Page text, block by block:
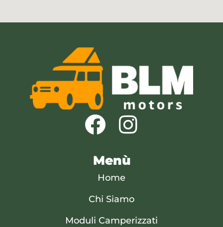
Menù
Home
Chi Siamo
Moduli Camperizzati